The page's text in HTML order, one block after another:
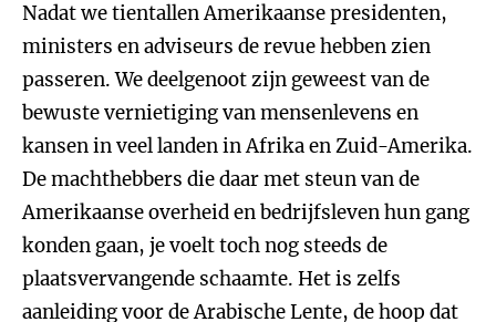
Nadat we tientallen Amerikaanse presidenten,
ministers en adviseurs de revue hebben zien
passeren. We deelgenoot zijn geweest van de
bewuste vernietiging van mensenlevens en
kansen in veel landen in Afrika en Zuid-Amerika.
De machthebbers die daar met steun van de
Amerikaanse overheid en bedrijfsleven hun gang
konden gaan, je voelt toch nog steeds de
plaatsvervangende schaamte. Het is zelfs
aanleiding voor de Arabische Lente, de hoop dat